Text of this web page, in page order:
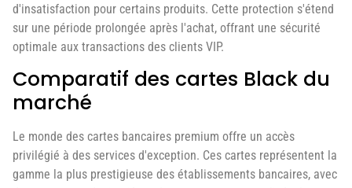
d'insatisfaction pour certains produits. Cette protection s'étend
sur une période prolongée après l'achat, offrant une sécurité
optimale aux transactions des clients VIP.
Comparatif des cartes Black du
marché
Le monde des cartes bancaires premium offre un accès
privilégié à des services d'exception. Ces cartes représentent la
gamme la plus prestigieuse des établissements bancaires, avec